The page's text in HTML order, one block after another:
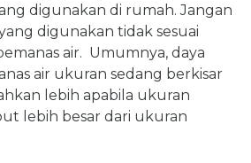
digunakan di rumah. Jangan
digunakan tidak sesuai
air. Umumnya, daya
air ukuran sedang berkisar
lebih apabila ukuran
lebih besar dari ukuran